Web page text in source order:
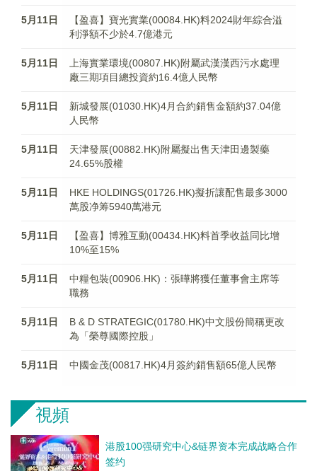
5月11日
【盈喜】寶光實業(00084.HK)料2024財年綜合溢
利淨額不少於4.7億港元
5月11日
上海實業環境(00807.HK)附屬武漢漢西污水處理
廠三期項目總投資約16.4億人民幣
5月11日
新城發展(01030.HK)4月合約銷售金額約37.04億
人民幣
5月11日
天津發展(00882.HK)附屬擬出售天津田邊製藥
24.65%股權
5月11日
HKE HOLDINGS(01726.HK)擬折讓配售最多3000
萬股净筹5940萬港元
5月11日
【盈喜】博雅互動(00434.HK)料首季收益同比增
10%至15%
5月11日
中糧包裝(00906.HK)：張曄將獲任董事會主席等
職務
5月11日
B & D STRATEGIC(01780.HK)中文股份簡稱更改
為「榮尊國際控股」
5月11日 中國金茂(00817.HK)4月簽約銷售額65億人民幣
視頻
港股100强研究中心&链界资本完成战略合作
签约